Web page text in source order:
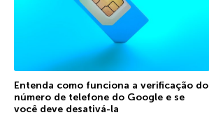
Entenda como funciona a verificação do
número de telefone do Google e se
você deve desativá-la